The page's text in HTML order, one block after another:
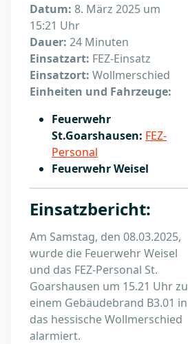
Datum: 8. März 2025 um
15:21 Uhr
Dauer: 24 Minuten
Einsatzart: FEZ-Einsatz
Einsatzort: Wollmerschied
Einheiten und Fahrzeuge:
Feuerwehr
St.Goarshausen: FEZ-
Personal
Feuerwehr Weisel
Einsatzbericht:
Am Samstag, den 08.03.2025,
wurde die Feuerwehr Weisel
und das FEZ-Personal St.
Goarshausen um 15.21 Uhr zu
einem Gebäudebrand B3.01 in
das hessische Wollmerschied
alarmiert.